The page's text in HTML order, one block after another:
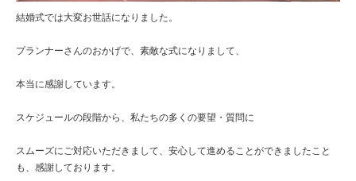
結婚式では大変お世話になりました。
プランナーさんのおかげで、素敵な式になりまして、
本当に感謝しています。
スケジュールの段階から、私たちの多くの要望・質問に
スムーズにご対応いただきまして、安心して進めることができましたこと
も、感謝しております。